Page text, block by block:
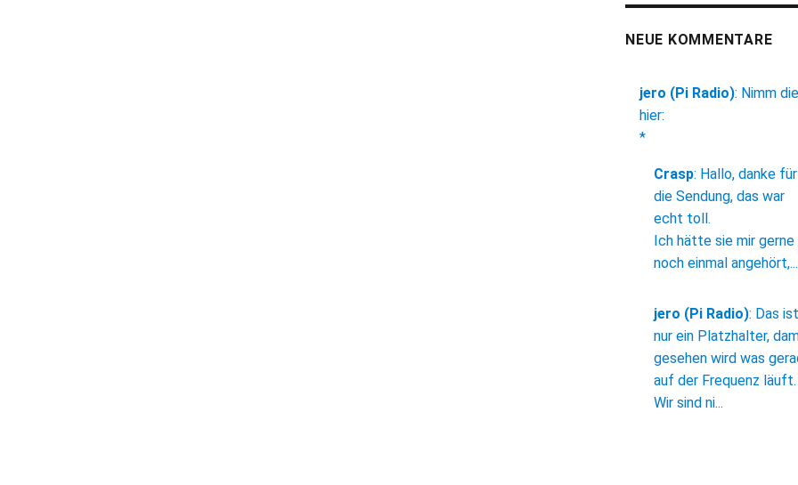
NEUE KOMMENTARE
jero (Pi Radio): Nimm die
hier:
*
Crasp: Hallo, danke für
die Sendung, das war
echt toll.
Ich hätte sie mir gerne
noch einmal angehört,...
jero (Pi Radio): Das ist
nur ein Platzhalter,
gesehen wird was
auf der Frequenz läuft.
Wir sind ni...